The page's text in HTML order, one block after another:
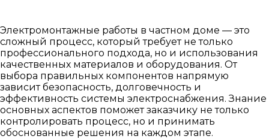
Электромонтажные работы в частном доме — это
сложный процесс, который требует не только
профессионального подхода, но и использования
качественных материалов и оборудования. От
выбора правильных компонентов напрямую
зависит безопасность, долговечность и
эффективность системы электроснабжения. Знание
основных аспектов поможет заказчику не только
контролировать процесс, но и принимать
обоснованные решения на каждом этапе.